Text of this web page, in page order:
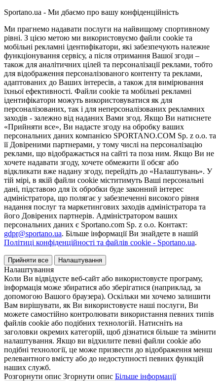
Sportano.ua - Ми дбаємо про вашу конфіденційність
Ми прагнемо надавати послуги на найвищому спортивному
рівні. З цією метою ми використовуємо файли cookie та
мобільні рекламні ідентифікатори, які забезпечують належне
функціонування сервісу, а після отримання Вашої згоди –
також для аналітичних цілей та персоналізації реклами, тобто
для відображення персоналізованого контенту та реклами,
адаптованих до Ваших інтересів, а також для вимірювання
їхньої ефективності. Файли cookie та мобільні рекламні
ідентифікатори можуть використовуватися як для
персоналізованих, так і для неперсоналізованих рекламних
заходів - залежно від наданих Вами згод. Якщо Ви натиснете
«Прийняти все», Ви надасте згоду на обробку ваших
персональних даних компанією SPORTANO.COM Sp. z o.o. та
її Довіреними партнерами, у тому числі на персоналізацію
реклами, що відображається на сайті та поза ним. Якщо Ви не
хочете надавати згоду, хочете обмежити її обсяг або
відкликати вже надану згоду, перейдіть до «Налаштувань». У
тій мірі, в якій файли cookie міститимуть Ваші персональні
дані, підставою для їх обробки буде законний інтерес
адміністратора, що полягає у забезпеченні високого рівня
надання послуг та маркетингових заходів адміністратора та
його Довірених партнерів. Адміністратором ваших
персональних даних є Sportano.com Sp. z o.o. Контакт:
gdpr@sportano.ua. Більше інформації Ви знайдете в нашій
Політиці конфіденційності та файлів cookie - Sportano.ua.
Прийняти все Налаштування
Налаштування
Коли Ви відвідуєте веб-сайт або використовуєте програму,
інформація може збиратися або зберігатися (наприклад, за
допомогою Вашого браузера). Оскільки ми хочемо залишити
Вам вирішувати, як Ви використовуєте наші послуги, Ви
можете самостійно контролювати використання певних типів
файлів cookie або подібних технологій. Натисніть на
заголовки окремих категорій, щоб дізнатися більше та змінити
налаштування. Якщо ви відхилите певні файли cookie або
подібні технології, це може призвести до відображення менш
релевантного вмісту або до недоступності певних функцій
наших служб.
Розгорнути опис Згорнути опис Більше інформації